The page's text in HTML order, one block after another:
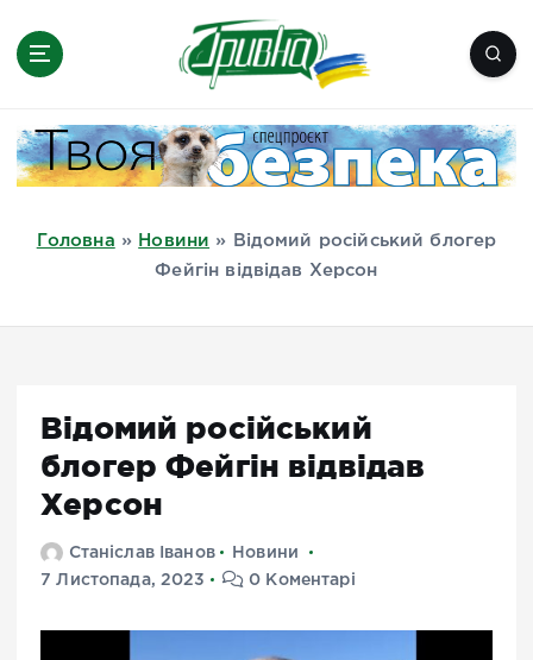
Миколаїв, Одеса, Мелітополь
Головна » Новини »
Відомий російський блогер
Фейгін відвідав Херсон
Відомий російський
блогер Фейгін відвідав
Херсон
Станіслав Іванов
Новини
7 Листопада, 2023
0 Коментарі